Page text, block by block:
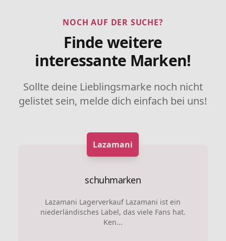
NOCH AUF DER SUCHE?
Finde weitere
interessante Marken!
Sollte deine Lieblingsmarke noch nicht
gelistet sein, melde dich einfach bei uns!
Lazamani
schuhmarken
Lazamani Lagerverkauf Lazamani ist ein
niederländisches Label, das viele Fans hat.
Ken...